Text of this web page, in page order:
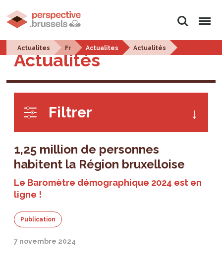
Rechercher
Menu
Actualites Fr Actualites Actualités
Actualités
Filtrer
1,25 million de personnes
habitent la Région bruxelloise
Le Baromètre démographique 2024 est en
ligne !
Publication
7 novembre 2024